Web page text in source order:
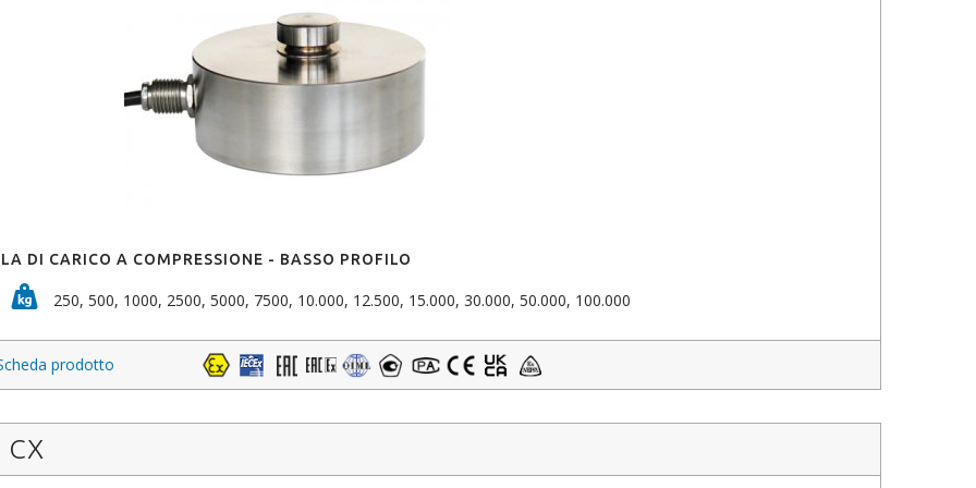
DI CARICO A COMPRESSIONE - BASSO PROFILO
250, 500, 1000, 2500, 5000, 7500, 10.000, 12.500, 15.000, 30.000, 50.000, 100.000
prodotto
CX